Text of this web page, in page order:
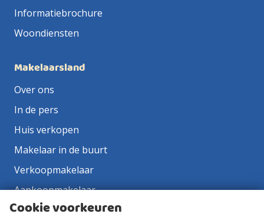
Informatiebrochure
Woondiensten
Makelaarsland
Over ons
In de pers
Huis verkopen
Makelaar in de buurt
Verkoopmakelaar
Aankoopmakelaar
Contact
Cookie voorkeuren